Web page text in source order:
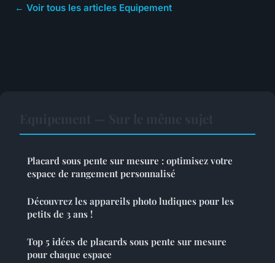
← Voir tous les articles Equipement
Placard sous pente sur mesure : optimisez votre
espace de rangement personnalisé
Découvrez les appareils photo ludiques pour les
petits de 3 ans !
Top 5 idées de placards sous pente sur mesure
pour chaque espace